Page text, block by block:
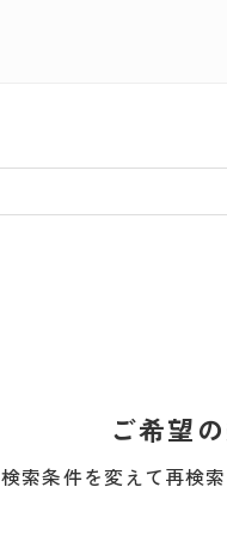
ご希望
検索条件を変えて再検